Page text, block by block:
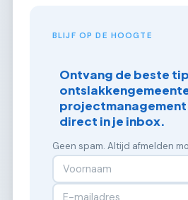
BLIJF OP DE HOOGTE
Ontvang de beste
direct in je inbox.
Geen spam. Altijd afmelden